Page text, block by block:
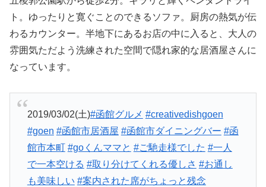
ト。ゆったりと寛ぐことのできるソファ。厨房の熱気が伝
わるカウンター。半地下にあるお店の中に入ると、大人の
雰囲気ただよう洗練された空間で隠れ家的な居酒屋さんに
なっています。
2019/03/02(土)#函館グルメ #creativedishgoen
#goen #函館市居酒屋 #函館市ダイニングバー #函
館市本町
#goくんママと #ご馳走様でした #一人
で一本空ける #取り分けてくれる優しさ #お通し
も美味しい #案内された席がちょっと残念